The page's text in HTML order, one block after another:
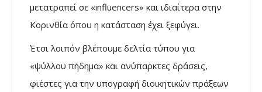
μετατραπεί σε «influencers» και ιδιαίτερα στην
Κορινθία όπου η κατάσταση έχει ξεφύγει.
Έτσι λοιπόν βλέπουμε δελτία τύπου για
«ψύλλου πήδημα» και ανύπαρκτες δράσεις,
φιέστες για την υπογραφή διοικητικών πράξεων